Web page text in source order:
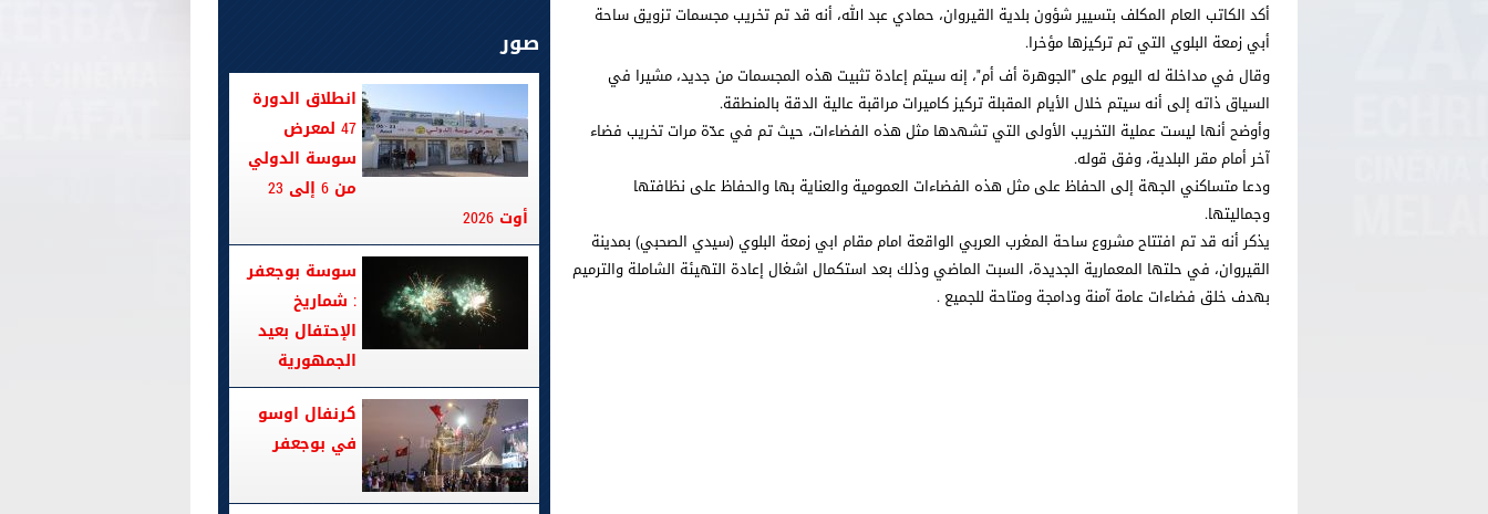
أكد الكاتب العام المكلف بتسيير شؤون بلدية القيروان، حمادي عبد الله، أنه قد تم تخريب مجسمات تزويق ساحة
أبي زمعة البلوي التي تم تركيزها مؤخرا.
وقال في مداخلة له اليوم على "الجوهرة أف أم"، إنه سيتم إعادة تثبيت هذه المجسمات من جديد، مشيرا في
السياق ذاته إلى أنه سيتم خلال الأيام المقبلة تركيز كاميرات مراقبة عالية الدقة بالمنطقة.
وأوضح أنها ليست عملية التخريب الأولى التي تشهدها مثل هذه الفضاءات، حيث تم في عدّة مرات تخريب فضاء
آخر أمام مقر البلدية، وفق قوله.
ودعا متساكني الجهة إلى الحفاظ على مثل هذه الفضاءات العمومية والعناية بها والحفاظ على نظافتها
وجماليتها.
يذكر أنه قد تم افتتاح مشروع ساحة المغرب العربي الواقعة امام مقام ابي زمعة البلوي (سيدي الصحبي) بمدينة
القيروان، في حلتها المعمارية الجديدة، السبت الماضي وذلك بعد استكمال اشغال إعادة التهيئة الشاملة والترميم
بهدف خلق فضاءات عامة آمنة ودامجة ومتاحة للجميع .
صور
انطلاق الدورة
47 لمعرض
سوسة الدولي
من 6 إلى 23
أوت 2026
سوسة بوجعفر
: شماريخ
الإحتفال بعيد
الجمهورية
كرنفال اوسو
في بوجعفر